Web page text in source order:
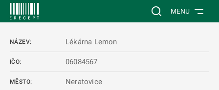
Vyhledávání na
MENU
NÁZEV: Lékárna Lemon
IČO: 06084567
MĚSTO: Neratovice